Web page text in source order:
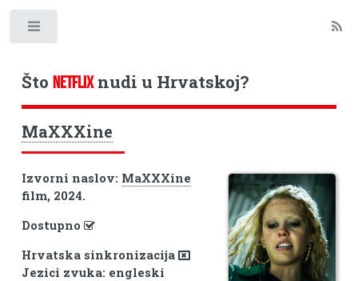
Što NETFLIXnudi u Hrvatskoj?
MaXXXine
Izvorni naslov: MaXXXine
film, 2024.
Dostupno
Hrvatska sinkronizacija
Jezici zvuka: engleski